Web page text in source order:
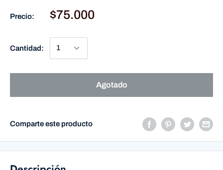
Precio: $75.000
Cantidad:
Agotado
Comparte este producto